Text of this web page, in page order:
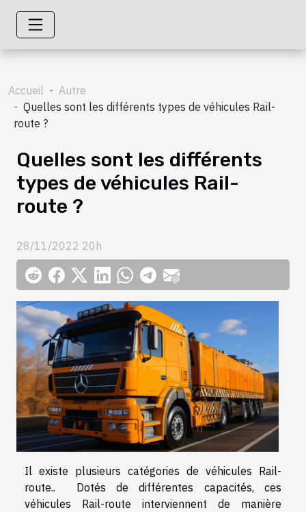
Accueil
Autre
Quelles sont les différents types de véhicules Rail-
route ?
Quelles sont les différents
types de véhicules Rail-
route ?
28/11/2022 20h
Il existe plusieurs catégories de véhicules Rail-
route.. Dotés de différentes capacités, ces
véhicules Rail-route interviennent de manière